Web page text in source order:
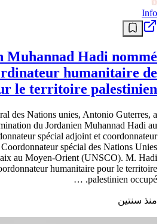
Info
Muhannad Hadi nommé
humanitaire de
le territoire palestinien
des Nations unies, Antonio Guterres, a
du Jordanien Muhannad Hadi au
spécial adjoint et coordonnateur
spécial des Nations Unies
au Moyen-Orient (UNSCO). M. Hadi
humanitaire pour le territoire
palestinien occupé. …
منذ سنتين